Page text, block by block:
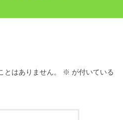
とはありません。 ※ が付いている